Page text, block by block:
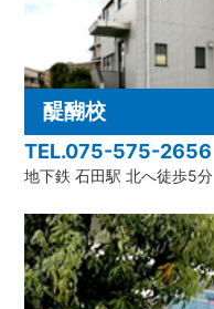
醍醐校
TEL.075-575-2656
地下鉄 石田駅 北へ徒歩5分